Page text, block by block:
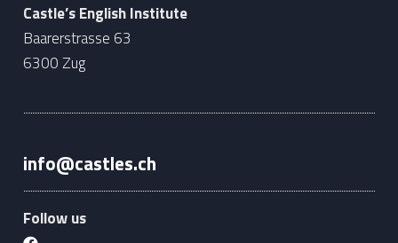
Castle’s English Institute
Baarerstrasse 63
6300 Zug
info@castles.ch
Follow us